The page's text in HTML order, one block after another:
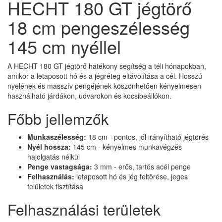
HECHT 180 GT jégtörő
18 cm pengeszélesség
145 cm nyéllel
A HECHT 180 GT jégtörő hatékony segítség a téli hónapokban,
amikor a letaposott hó és a jégréteg eltávolítása a cél. Hosszú
nyelének és masszív pengéjének köszönhetően kényelmesen
használható járdákon, udvarokon és kocsibeállókon.
Főbb jellemzők
Munkaszélesség: 18 cm - pontos, jól irányítható jégtörés
Nyél hossza: 145 cm - kényelmes munkavégzés
hajolgatás nélkül
Penge vastagsága: 3 mm - erős, tartós acél penge
Felhasználás: letaposott hó és jég feltörése, jeges
felületek tisztítása
Felhasználási területek